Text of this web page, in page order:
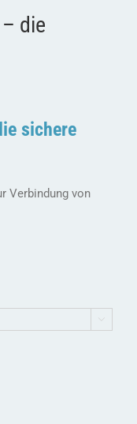
die
sichere
Verbindung von
